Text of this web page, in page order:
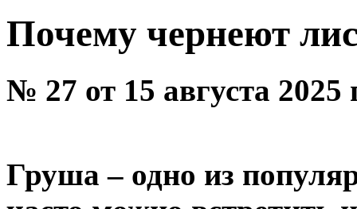
Почему чернеют
№ 27 от 15 августа 2025
Груша – одно из